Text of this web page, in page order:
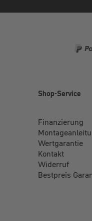
Shop-Service
Finanzierung
Wertgarantie
Kontakt
Widerruf
Bestpreis